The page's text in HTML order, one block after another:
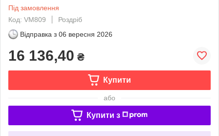
Під замовлення
Код: VM809
Роздріб
Відправка з 06 вересня 2026
16 136,40 ₴
Купити
або
Купити з